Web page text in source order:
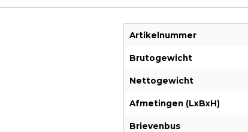
Artikelnummer
Brutogewicht
Nettogewicht
Afmetingen (LxBxH)
Brievenbus